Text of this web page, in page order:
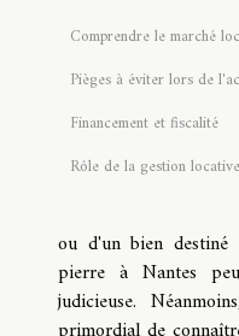
Comprendre le marché
Pièges à éviter lors de
Financement et fiscalité
Rôle de la gestion locative
ou d'un bien
pierre à Nantes
judicieuse.